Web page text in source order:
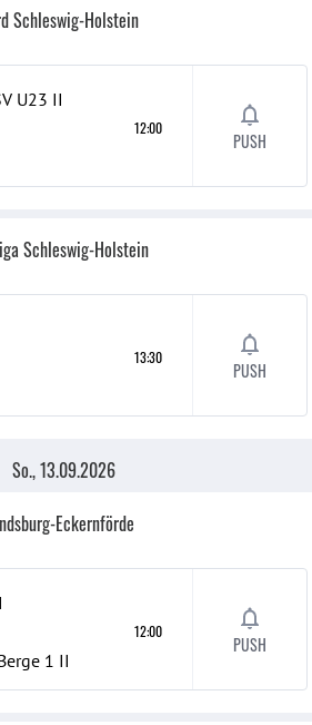
Schleswig-Holstein
U23 II
12:00
PUSH
Schleswig-Holstein
13:30
PUSH
So., 13.09.2026
Eckernförde
1 II
12:00
PUSH